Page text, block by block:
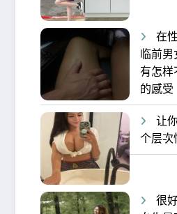
在
临前
有怎
的感受
让
个层次
很